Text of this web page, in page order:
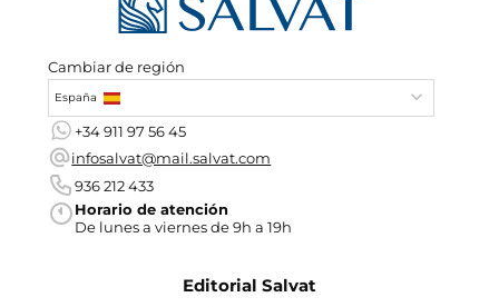
Cambiar de región
España
+34 911 97 56 45
infosalvat@mail.salvat.com
936 212 433
Horario de atención
De lunes a viernes de 9h a 19h
Editorial Salvat